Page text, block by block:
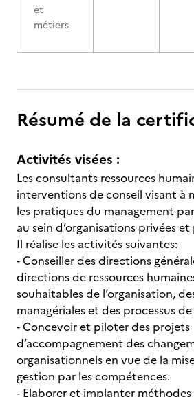
et
métiers
Résumé de la
Activités visées :
Les consultants ressources
interventions de conseil visant
les pratiques du management
au sein d’organisations privées
Il réalise les activités suivantes:
- Conseiller des directions
directions de ressources
souhaitables de l’organisation,
managériales et des processus de
- Concevoir et piloter des projets
d’accompagnement des
organisationnels en vue de la
gestion par les compétences.
- Elaborer et implanter